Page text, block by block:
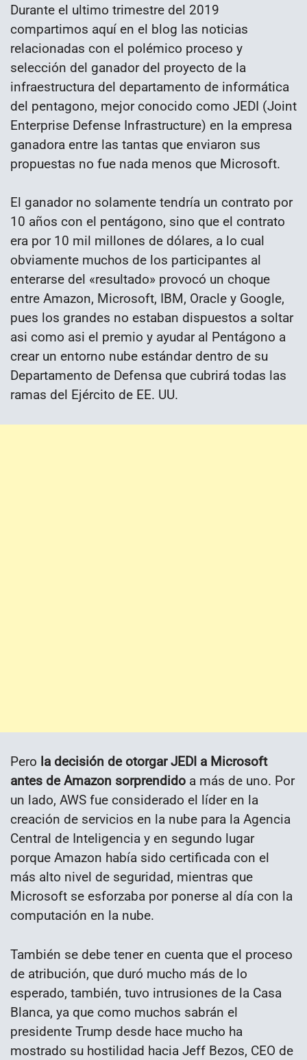
Durante el ultimo trimestre del 2019
compartimos aquí en el blog las noticias
relacionadas con el polémico proceso y
selección del ganador del proyecto de la
infraestructura del departamento de informática
del pentagono, mejor conocido como JEDI (Joint
Enterprise Defense Infrastructure) en la empresa
ganadora entre las tantas que enviaron sus
propuestas no fue nada menos que Microsoft.
El ganador no solamente tendría un contrato por
10 años con el pentágono, sino que el contrato
era por 10 mil millones de dólares, a lo cual
obviamente muchos de los participantes al
enterarse del «resultado» provocó un choque
entre Amazon, Microsoft, IBM, Oracle y Google,
pues los grandes no estaban dispuestos a soltar
asi como asi el premio y ayudar al Pentágono a
crear un entorno nube estándar dentro de su
Departamento de Defensa que cubrirá todas las
ramas del Ejército de EE. UU.
Pero la decisión de otorgar JEDI a Microsoft
antes de Amazon sorprendido a más de uno. Por
un lado, AWS fue considerado el líder en la
creación de servicios en la nube para la Agencia
Central de Inteligencia y en segundo lugar
porque Amazon había sido certificada con el
más alto nivel de seguridad, mientras que
Microsoft se esforzaba por ponerse al día con la
computación en la nube.
También se debe tener en cuenta que el proceso
de atribución, que duró mucho más de lo
esperado, también, tuvo intrusiones de la Casa
Blanca, ya que como muchos sabrán el
presidente Trump desde hace mucho ha
mostrado su hostilidad hacia Jeff Bezos, CEO de